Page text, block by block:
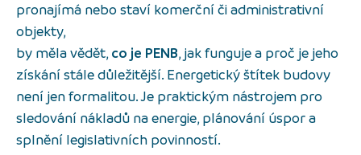
pronajímá nebo staví komerční či administrativní
objekty,
by měla vědět,co je PENB, jak funguje a proč je jeho
získání stále důležitější. Energetický štítek budovy
není jen formalitou. Je praktickým nástrojem pro
sledování nákladů na energie, plánování úspor a
splnění legislativních povinností.